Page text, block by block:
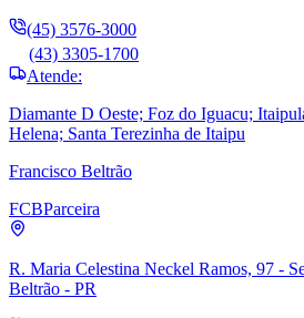
(45) 3576-3000
(43) 3305-1700
Atende:
Diamante D Oeste; Foz do Iguacu;
Helena; Santa Terezinha de Itaipu
Francisco Beltrão
FCBParceira
R. Maria Celestina Neckel Ramos, 97 -
Beltrão - PR